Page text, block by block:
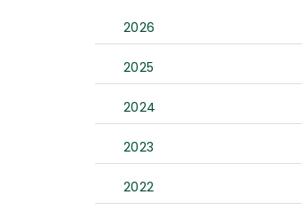
2026
2025
2024
2023
2022